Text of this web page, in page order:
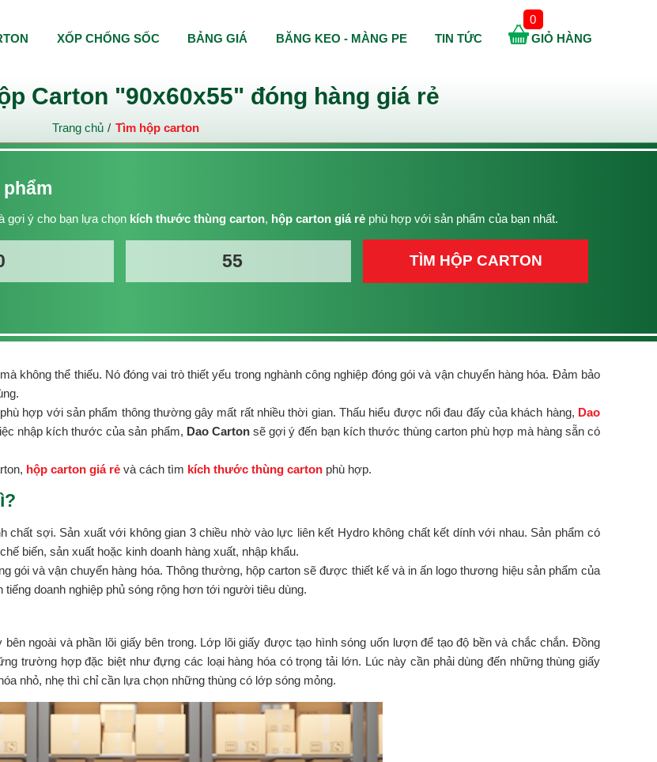
Carton "90x60x55" đóng hàng giá rẻ
Trang chủ Tìm hộp carton
gợi ý cho bạn lựa chọn kích thước thùng carton, hộp carton giá rẻ phù hợp với sản phẩm của bạn nhất.
TÌM HỘP CARTON
không thể thiếu. Nó đóng vai trò thiết yếu trong nghành công nghiệp đóng gói và vận chuyển hàng hóa. Đảm bảo
hợp với sản phẩm thông thường gây mất rất nhiều thời gian. Thấu hiểu được nổi đau đấy của khách hàng, Dao
nhập kích thước của sản phẩm, Dao Cartonsẽ gợi ý đến bạn kích thước thùng carton phù hợp mà hàng sẵn có
hộp carton giá rẻ và cách tìm kích thước thùng carton phù hợp.
sợi. Sản xuất với không gian 3 chiều nhờ vào lực liên kết Hydro không chất kết dính với nhau. Sản phẩm có
biến, sản xuất hoặc kinh doanh hàng xuất, nhập khẩu.
gói và vận chuyển hàng hóa. Thông thường, hộp carton sẽ được thiết kế và in ấn logo thương hiệu sản phẩm của
doanh nghiệp phủ sóng rộng hơn tới người tiêu dùng.
ngoài và phần lõi giấy bên trong. Lớp lõi giấy được tạo hình sóng uốn lượn để tạo độ bền và chắc chắn. Đồng
trường hợp đặc biệt như đựng các loại hàng hóa có trọng tải lớn. Lúc này cần phải dùng đến những thùng giấy
nhỏ, nhẹ thì chỉ cần lựa chọn những thùng có lớp sóng mỏng.
XỐP CHỐNG SỐC BẢNG GIÁ BĂNG KEO - MÀNG PE TIN TỨC GIỎ HÀNG
0